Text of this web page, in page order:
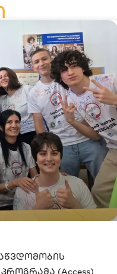
(Access)